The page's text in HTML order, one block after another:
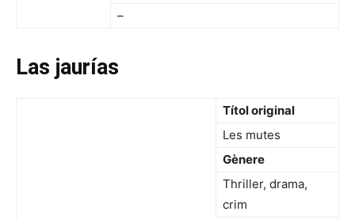
–
Las jaurías
Títol original
Les mutes
Gènere
Thriller, drama,
crim